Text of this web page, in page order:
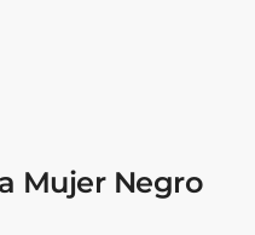
Mujer Negro